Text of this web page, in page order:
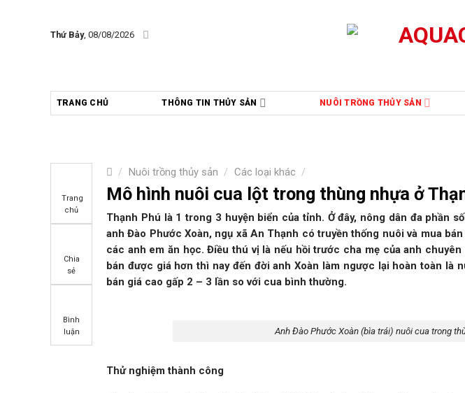
Thứ Bảy, 08/08/2026
TRANG CHỦ THÔNG TIN THỦY SẢN NUÔI TRỒNG THỦY SẢN
/ Nuôi trồng thủy sản / Các loại khác /
Trang
chủ
Chia
sẻ
Bình
luận
Mô hình nuôi cua lột trong thùng nhựa ở
Thạnh Phú là 1 trong 3 huyện biển của tỉnh. Ở đây, nông dân đa phần
anh Đào Phước Xoàn, ngụ xã An Thạnh có truyền thống nuôi và mua
các anh em ăn học. Điều thú vị là nếu hồi trước cha mẹ của anh
bán được giá hơn thì nay đến đời anh Xoàn làm ngược lại hoàn toàn là
bán giá cao gấp 2 – 3 lần so với cua bình thường.
Anh Đào Phước Xoàn (bìa trái) nuôi cua trong
Thử nghiệm thành công